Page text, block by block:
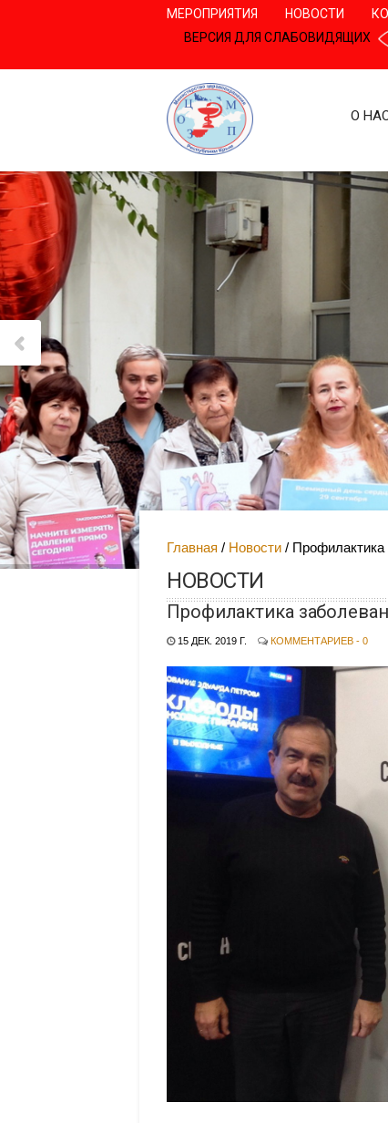
МЕРОПРИЯТИЯ НОВОСТИ
ВЕРСИЯ ДЛЯ СЛАБОВИДЯЩИХ
О
Главная Новости
НОВОСТИ
Профилактика
15 ДЕК. 2019 Г. КОММЕНТАРИЕВ - 0